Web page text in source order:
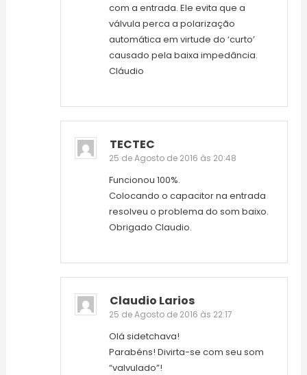
com a entrada. Ele evita que a
válvula perca a polarização
automática em virtude do ‘curto’
causado pela baixa impedância.
Cláudio
TECTEC
25 de Agosto de 2016 às 20:48
Funcionou 100%.
Colocando o capacitor na entrada
resolveu o problema do som baixo.
Obrigado Claudio.
Claudio Larios
25 de Agosto de 2016 às 22:17
Olá sidetchava!
Parabéns! Divirta-se com seu som
“valvulado”!